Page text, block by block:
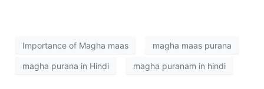
Importance of Magha maas magha maas purana
magha purana in Hindi magha puranam in hindi